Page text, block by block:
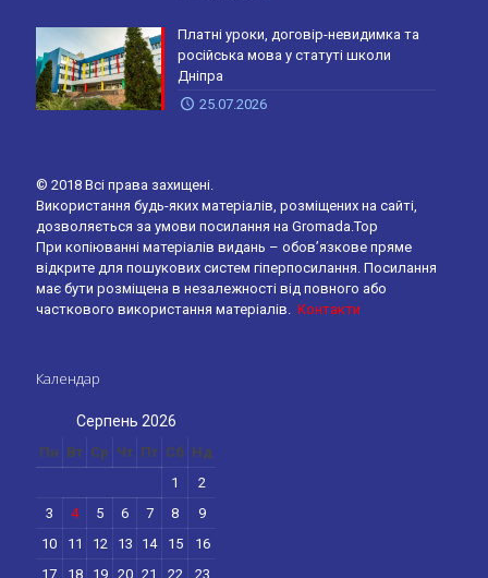
Платні уроки, договір-невидимка та
російська мова у статуті школи
Дніпра
25.07.2026
© 2018 Всі права захищені.
Використання будь-яких матеріалів, розміщених на сайті,
дозволяється за умови посилання на Gromada.Top
При копіюванні матеріалів видань – обов’язкове пряме
відкрите для пошукових систем гіперпосилання. Посилання
має бути розміщена в незалежності від повного або
часткового використання матеріалів. Контакти
Календар
Серпень 2026
Пн Вт Ср Чт Пт Сб Нд
1
2
3
4 5 6 7 8
9
10
11 12 13 14 15
16
17
18 19 20 21 22 23